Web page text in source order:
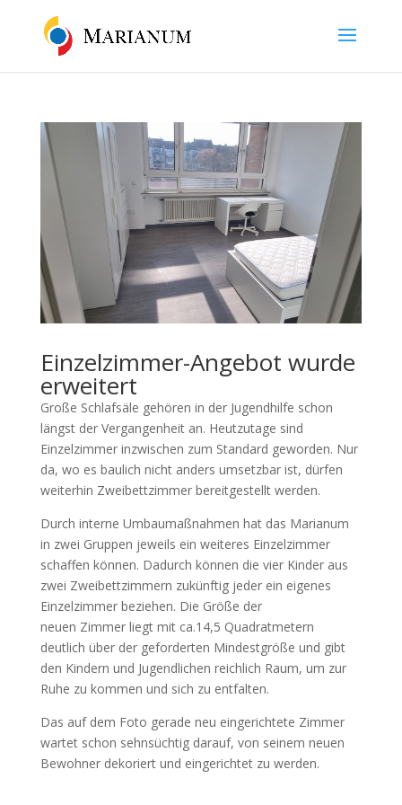
Einzelzimmer-Angebot wurde
erweitert
Große Schlafsäle gehören in der Jugendhilfe schon
längst der Vergangenheit an. Heutzutage sind
Einzelzimmer inzwischen zum Standard geworden. Nur
da, wo es baulich nicht anders umsetzbar ist, dürfen
weiterhin Zweibettzimmer bereitgestellt werden.
Durch interne Umbaumaßnahmen hat das Marianum
in zwei Gruppen jeweils ein weiteres Einzelzimmer
schaffen können. Dadurch können die vier Kinder aus
zwei Zweibettzimmern zukünftig jeder ein eigenes
Einzelzimmer beziehen. Die Größe der
neuen Zimmer liegt mit ca.14,5 Quadratmetern
deutlich über der geforderten Mindestgröße und gibt
den Kindern und Jugendlichen reichlich Raum, um zur
Ruhe zu kommen und sich zu entfalten.
Das auf dem Foto gerade neu eingerichtete Zimmer
wartet schon sehnsüchtig darauf, von seinem neuen
Bewohner dekoriert und eingerichtet zu werden.